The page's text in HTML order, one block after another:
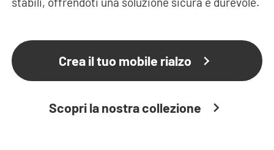
Crea il tuo mobile rialzo
Scopri la nostra collezione